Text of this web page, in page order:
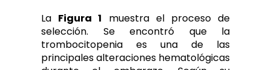
La Figura 1 muestra el proceso de
selección. Se encontró que la
trombocitopenia es una de las
principales alteraciones hematológicas